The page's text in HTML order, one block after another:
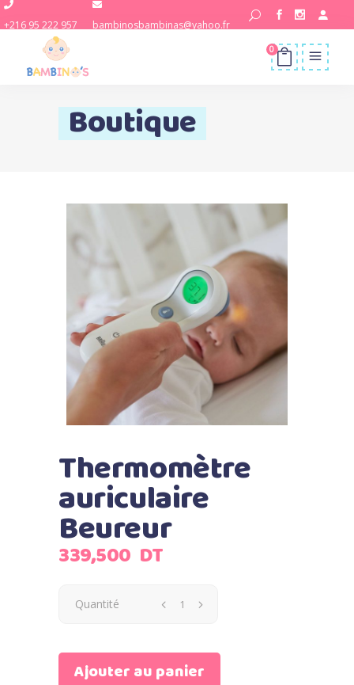
+216 95 222 957 bambinosbambinas@yahoo.fr
0
Boutique
Thermomètre
auriculaire
Beureur
339,500 DT
Quantité
Ajouter au panier